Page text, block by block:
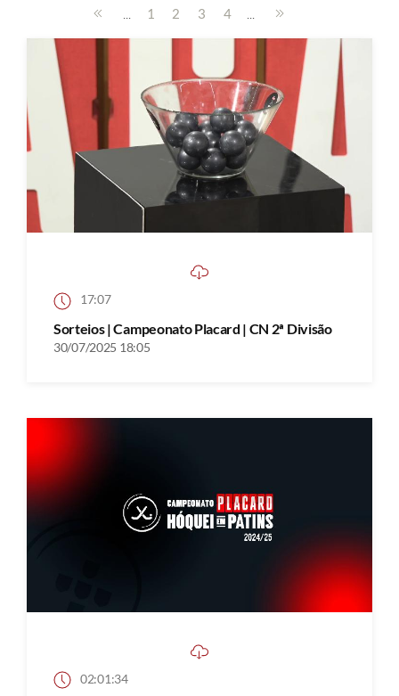
... 1 2 3 4 ...
17:07
Sorteios | Campeonato Placard | CN 2ª Divisão
30/07/2025 18:05
02:01:34